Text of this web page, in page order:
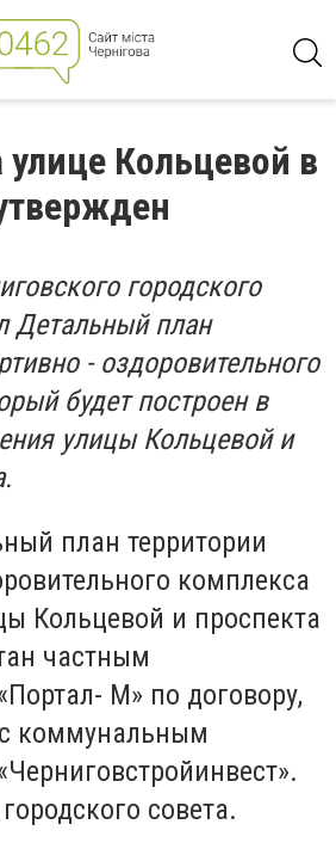
Кольцевой в
городского
Детальный план
- оздоровительного
будет построен в
улицы Кольцевой и
план территории
комплекса
Кольцевой и проспекта
частным
М» по договору,
коммунальным
совета.